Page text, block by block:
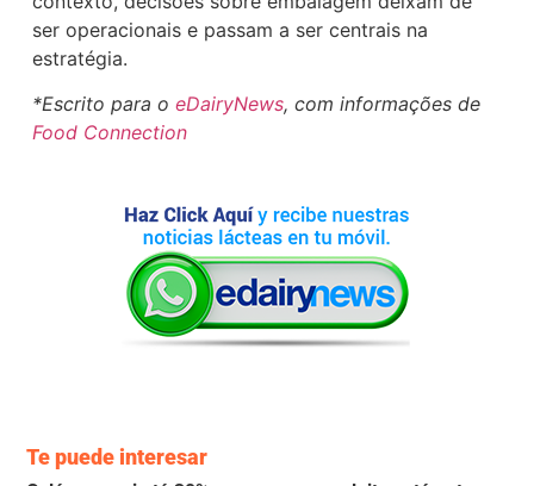
ser operacionais e passam a ser centrais na
estratégia.
*Escrito para oeDairyNews, com informações de
Food Connection
Te puede interesar